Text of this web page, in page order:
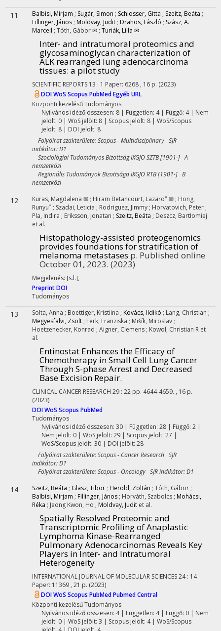
11 Balbisi, Mirjam ; Sugár, Simon ; Schlosser, Gitta ; Szeitz, Beáta ;
Fillinger, János ; Moldvay, Judit ; Drahos, László ; Szász, A.
Marcell ; Tóth, Gábor ✉ ; Turiák, Lilla ✉
Inter- and intratumoral proteomics and
glycosaminoglycan characterization of
ALK rearranged lung adenocarcinoma
tissues: a pilot study
SCIENTIFIC REPORTS 13 : 1 Paper: 6268 , 16 p. (2023)
DOIWoS Scopus PubMedEgyéb URL
Központi kezelésűTudományos
Nyilvános idéző összesen: 8| Független: 4 | Függő: 4 | Nem
jelölt: 0 | WoS jelölt: 8 | Scopus jelölt: 8 | WoS/Scopus
jelölt: 8 | DOI jelölt: 8
Folyóirat szakterülete: Scopus - Multidisciplinary SJR
indikátor: D1
Szociológiai Tudományos Bizottság IXGJO SZTB [1901-] A
nemzetközi
Regionális Tudományok Bizottsága IXGJO RTB [1901-] B
nemzetközi
12 Kuras, Magdalena ✉ ; Hiram Betancourt, Lazaro* ✉ ; Hong,
Runyu* ; Szadai, Leticia ; Rodriguez, Jimmy ; Horvatovich, Peter ;
Pla, Indira ; Eriksson, Jonatan ; Szeitz, Beáta ; Deszcz, Bartłomiej
et al.
Histopathology-assisted proteogenomics
provides foundations for stratification of
melanoma metastases p. Published online
October 01, 2023. (2023)
Megjelenés: [s.l.],
Preprint DOI
Tudományos
13 Solta, Anna ; Boettiger, Kristiina ; Kovács, Ildikó ; Lang, Christian ;
Megyesfalvi, Zsolt ; Ferk, Franziska ; Mišík, Miroslav ;
Hoetzenecker, Konrad ; Aigner, Clemens ; Kowol, Christian R et
al.
Entinostat Enhances the Efficacy of
Chemotherapy in Small Cell Lung Cancer
Through S-phase Arrest and Decreased
Base Excision Repair.
CLINICAL CANCER RESEARCH 29 : 22 pp. 4644-4659. , 16 p.
(2023)
DOIWoS Scopus PubMed
Tudományos
Nyilvános idéző összesen: 30| Független: 28 | Függő: 2 |
Nem jelölt: 0 | WoS jelölt: 29 | Scopus jelölt: 27 |
WoS/Scopus jelölt: 30 | DOI jelölt: 28
Folyóirat szakterülete: Scopus - Cancer Research SJR
indikátor: D1
Folyóirat szakterülete: Scopus - Oncology SJR indikátor: D1
14 Szeitz, Beáta ; Glasz, Tibor ; Herold, Zoltán ; Tóth, Gábor ;
Balbisi, Mirjam ; Fillinger, János ; Horváth, Szabolcs ; Mohácsi,
Réka ; Jeong Kwon, Ho ; Moldvay, Judit et al.
Spatially Resolved Proteomic and
Transcriptomic Profiling of Anaplastic
Lymphoma Kinase-Rearranged
Pulmonary Adenocarcinomas Reveals Key
Players in Inter- and Intratumoral
Heterogeneity
INTERNATIONAL JOURNAL OF MOLECULAR SCIENCES24: 14
Paper: 11369 , 21 p. (2023)
DOIWoS Scopus PubMedPubmed Central
Központi kezelésűTudományos
Nyilvános idéző összesen: 4| Független: 4 | Függő: 0 | Nem
jelölt: 0 | WoS jelölt: 3 | Scopus jelölt: 4 | WoS/Scopus